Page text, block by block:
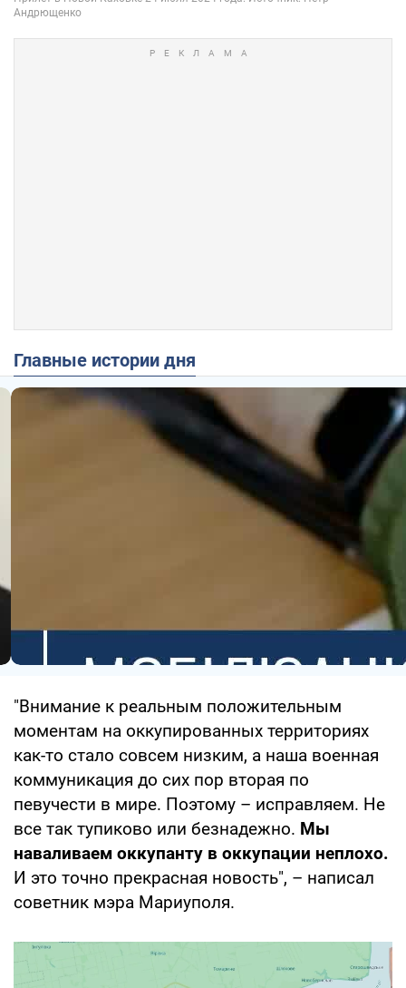
Главные истории дня
"Внимание к реальным положительным
моментам на оккупированных территориях
как-то стало совсем низким, а наша военная
коммуникация до сих пор вторая по
певучести в мире. Поэтому – исправляем. Не
все так тупиково или безнадежно. Мы
наваливаем оккупанту в оккупации неплохо.
И это точно прекрасная новость", – написал
советник мэра Мариуполя.